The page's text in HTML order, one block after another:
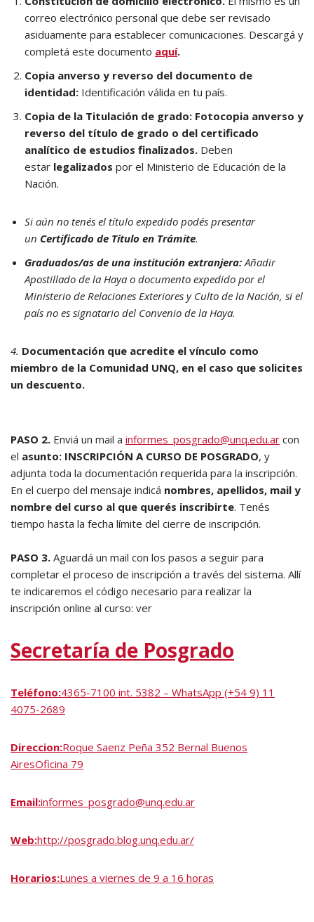
correo electrónico personal que debe ser revisado
asiduamente para establecer comunicaciones. Descargá y
completá este documento aquí.
Copia anverso y reverso del documento de
identidad: Identificación válida en tu país.
Copia de la Titulación de grado: Fotocopia anverso y
reverso del título de grado o del certificado
analítico de estudios finalizados. Deben
estar legalizados por el Ministerio de Educación de la
Nación.
Si aún no tenés el título expedido podés presentar
un Certificado de Título en Trámite.
Graduados/as de una institución extranjera: Añadir
Apostillado de la Haya o documento expedido por el
Ministerio de Relaciones Exteriores y Culto de la Nación, si el
país no es signatario del Convenio de la Haya.
4. Documentación que acredite el vínculo como
miembro de la Comunidad UNQ, en el caso que solicites
un descuento.
PASO 2. Enviá un mail a informes_posgrado@unq.edu.ar con
el asunto: INSCRIPCIÓN A CURSO DE POSGRADO, y
adjunta toda la documentación requerida para la inscripción.
En el cuerpo del mensaje indicá nombres, apellidos, mail y
nombre del curso al que querés inscribirte. Tenés
tiempo hasta la fecha límite del cierre de inscripción.
PASO 3. Aguardá un mail con los pasos a seguir para
completar el proceso de inscripción a través del sistema. Allí
te indicaremos el código necesario para realizar la
inscripción online al curso: ver
Secretaría de Posgrado
Teléfono:4365-7100 int. 5382 – WhatsApp (+54 9) 11
4075-2689
Direccion:Roque Saenz Peña 352 Bernal Buenos
AiresOficina 79
Email:informes_posgrado@unq.edu.ar
Web:http://posgrado.blog.unq.edu.ar/
Horarios:Lunes a viernes de 9 a 16 horas